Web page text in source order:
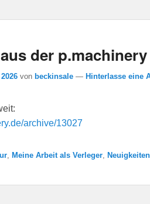
der p.machinery
von beckinsale — Hinterlasse eine
archive/13027
, Meine Arbeit als Verleger, Neuigkeiten